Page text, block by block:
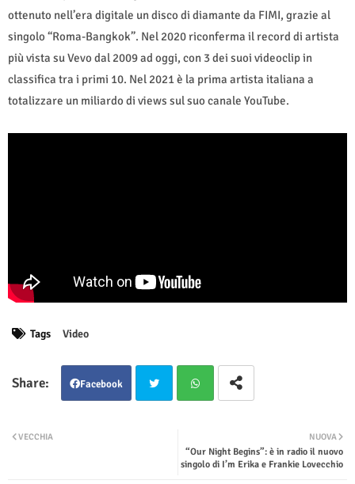
ottenuto nell’era digitale un disco di diamante da FIMI, grazie al
singolo “Roma-Bangkok”. Nel 2020 riconferma il record di artista
più vista su Vevo dal 2009 ad oggi, con 3 dei suoi videoclip in
classifica tra i primi 10. Nel 2021 è la prima artista italiana a
totalizzare un miliardo di views sul suo canale YouTube.
Tags Video
Facebook
tsap
NUOVA
“Our Night Begins”: è in radio il nuovo
singolo di I’m Erika e Frankie Lovecchio
VECCHIA